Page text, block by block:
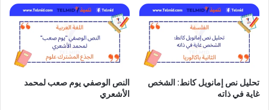
تحليل نص إمانويل كانط: الشخص
غاية في ذاته
النص الوصفي يوم صعب لمحمد
الأشعري